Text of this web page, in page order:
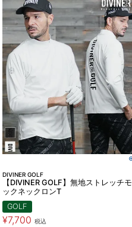
DIVINER GOLF
【DIVINER GOLF】無地ストレッチモ
ックネックロンT
GOLF
¥7,700 税込